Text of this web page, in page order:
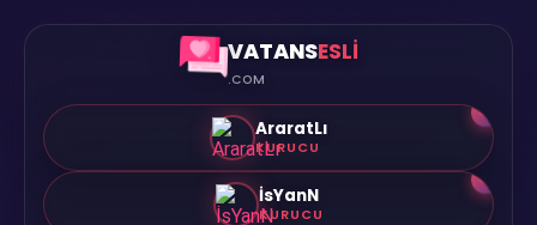
VATANSESLİ
.COM
AraratLı
KURUCU
👑
İsYanN
KURUCU
👑